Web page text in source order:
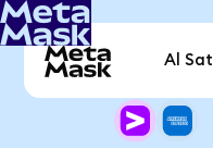
Al Sat